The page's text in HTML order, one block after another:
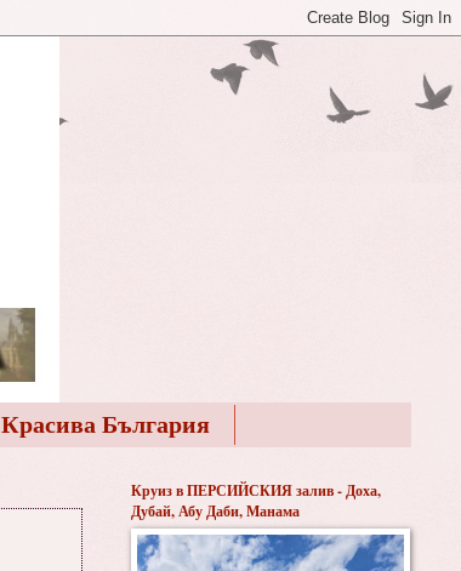
Красива България
Круиз в ПЕРСИЙСКИЯ залив - Доха,
Дубай, Абу Даби, Манама